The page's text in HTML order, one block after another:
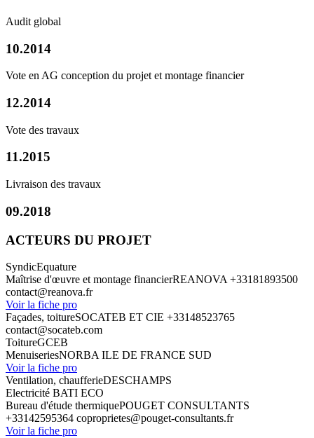
Audit global
10.2014
Vote en AG conception du projet et montage financier
12.2014
Vote des travaux
11.2015
Livraison des travaux
09.2018
ACTEURS DU PROJET
SyndicEquature
Maîtrise d'œuvre et montage financierREANOVA +33181893500
contact@reanova.fr
Voir la fiche pro
Façades, toitureSOCATEB ET CIE +33148523765
contact@socateb.com
ToitureGCEB
MenuiseriesNORBA ILE DE FRANCE SUD
Voir la fiche pro
Ventilation, chaufferieDESCHAMPS
Electricité BATI ECO
Bureau d'étude thermiquePOUGET CONSULTANTS
+33142595364 coproprietes@pouget-consultants.fr
Voir la fiche pro